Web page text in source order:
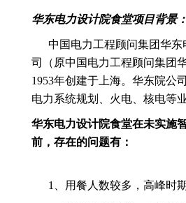
华东电力设计院食堂项目背景：
中国电力工程顾问集团华东
司（原中国电力工程顾问集团
1953年创建于上海。华东院公
电力系统规划
、火电、核电等
华东电力设计院食堂在未实施
前，存在的问题有：
1、用餐人数较多，高峰时期